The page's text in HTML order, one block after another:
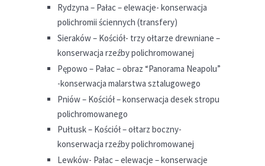
Rydzyna – Pałac – elewacje- konserwacja
polichromii ściennych (transfery)
Sieraków – Kościół- trzy ołtarze drewniane –
konserwacja rzeźby polichromowanej
Pępowo – Pałac – obraz “Panorama Neapolu”
-konserwacja malarstwa sztalugowego
Pniów – Kościół – konserwacja desek stropu
polichromowanego
Pułtusk – Kościół – ołtarz boczny-
konserwacja rzeźby polichromowanej
Lewków- Pałac – elewacje – konserwacje